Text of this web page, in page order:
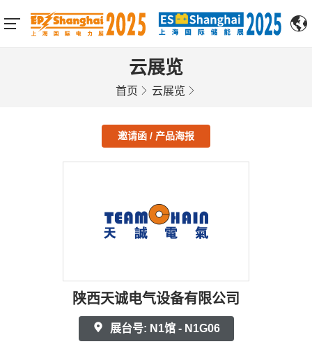
云展览
首页 云展览
邀请函 / 产品海报
陕西天诚电气设备有限公司
展台号: N1馆 - N1G06